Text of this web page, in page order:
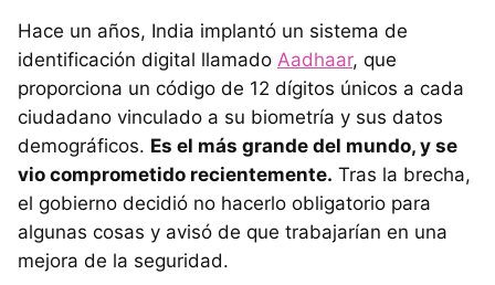
Hace un años, India implantó un sistema de
identificación digital llamado Aadhaar, que
proporciona un código de 12 dígitos únicos a cada
ciudadano vinculado a su biometría y sus datos
demográficos. Es el más grande del mundo, y se
vio comprometido recientemente. Tras la brecha,
el gobierno decidió no hacerlo obligatorio para
algunas cosas y avisó de que trabajarían en una
mejora de la seguridad.